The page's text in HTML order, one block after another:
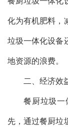
化为有机肥料，
垃圾一体化设备
地资源的浪费。
二、经济效
餐厨垃圾
先，通过餐厨垃